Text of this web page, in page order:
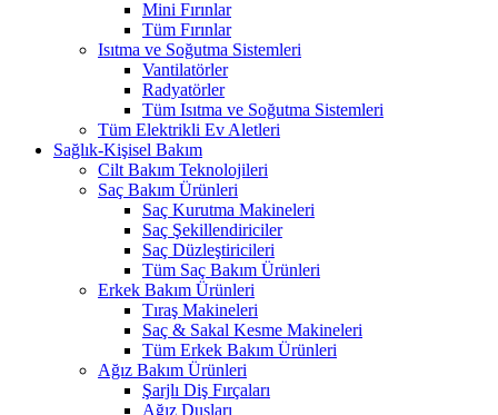
Mini Fırınlar
Tüm Fırınlar
Isıtma ve Soğutma Sistemleri
Vantilatörler
Radyatörler
Tüm Isıtma ve Soğutma Sistemleri
Tüm Elektrikli Ev Aletleri
Sağlık-Kişisel Bakım
Cilt Bakım Teknolojileri
Saç Bakım Ürünleri
Saç Kurutma Makineleri
Saç Şekillendiriciler
Saç Düzleştiricileri
Tüm Saç Bakım Ürünleri
Erkek Bakım Ürünleri
Tıraş Makineleri
Saç & Sakal Kesme Makineleri
Tüm Erkek Bakım Ürünleri
Ağız Bakım Ürünleri
Şarjlı Diş Fırçaları
Ağız Duşları